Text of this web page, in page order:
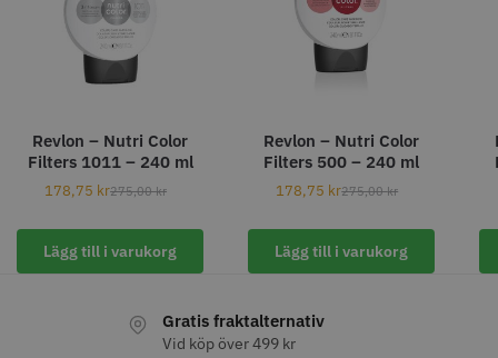
Revlon – Nutri Color
Filters 1011 – 240 ml
178,75 kr275,00kr
Lägg till i varukorg
Revlon – Nutri Color
Filters 500 – 240 ml
178,75 kr275,00kr
Lägg till i varukorg
Gratis fraktalternativ
Vid köp över 499 kr
119.00 kr
Info
399.00 kr
Info
STORSÄLJARE
WAHL - Legend Cordless Kyone Vintage Zero Trimmer